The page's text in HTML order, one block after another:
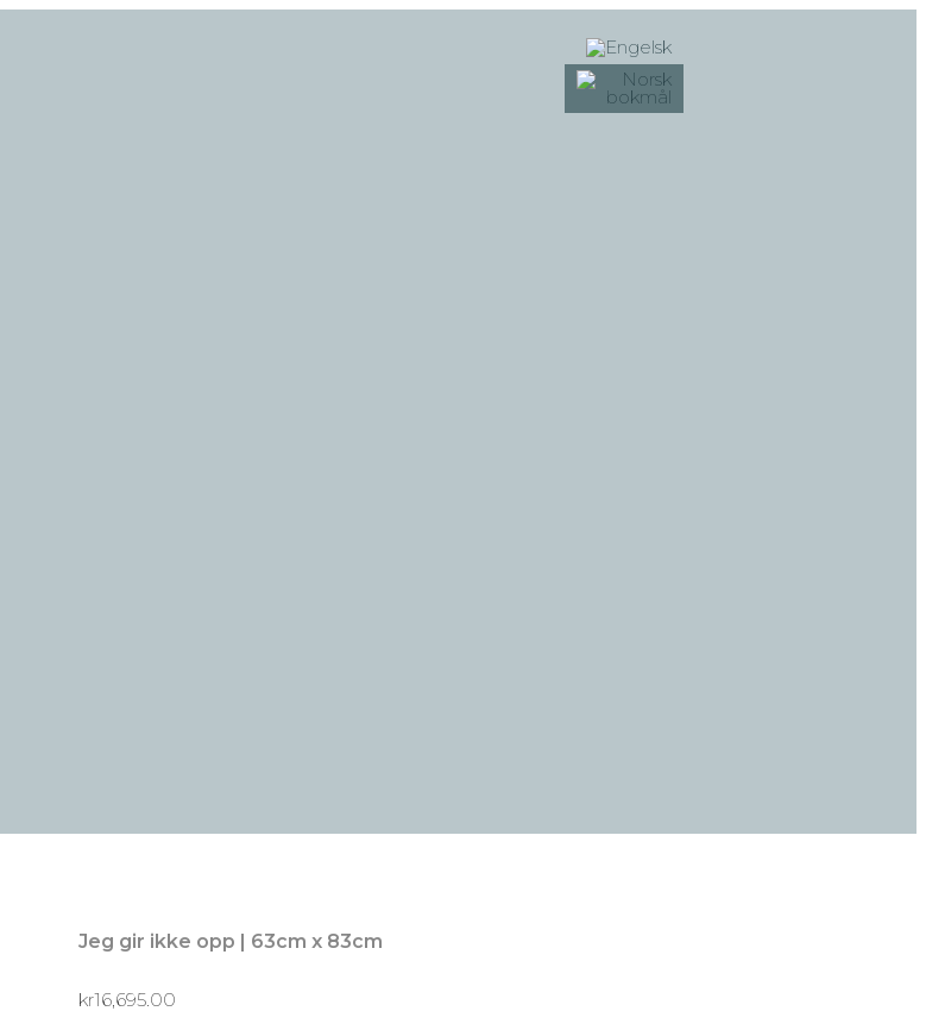
Jeg gir ikke opp | 63cm x 83cm
kr16,695.00